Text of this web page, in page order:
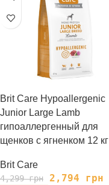
Brit Care Hypoallergenic
Junior Large Lamb
гипоаллергенный для
щенков с ягненком 12 кг
Brit Care
4,299грн 2,794 грн